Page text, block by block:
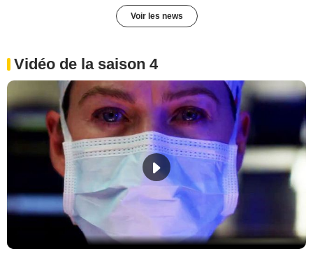
Voir les news
Vidéo de la saison 4